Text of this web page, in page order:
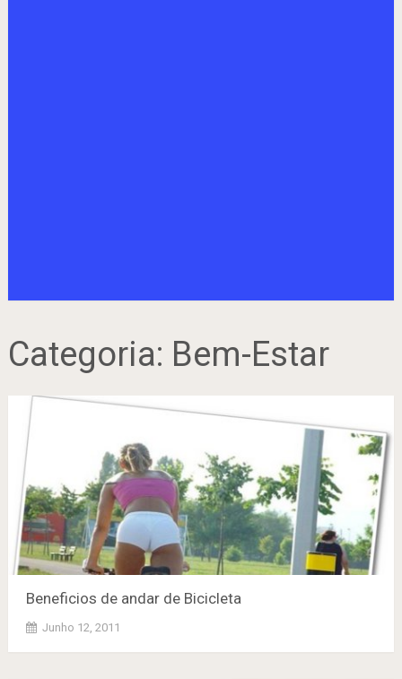
Categoria: Bem-Estar
Beneficios de andar de Bicicleta
Junho 12, 2011